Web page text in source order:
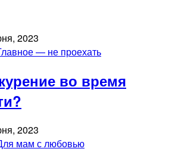
2023
— не проехать
во время
2023
мам с любовью